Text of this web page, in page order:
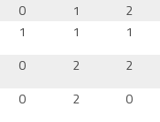
0 1 2
1 1 1
0 2 2
0 2 0